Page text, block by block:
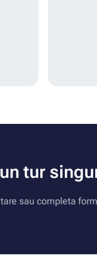
tur
sau completa